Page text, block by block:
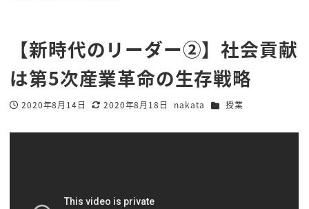
【新時代のリーダー②】社会貢献
は第5次産業革命の生存戦略
投稿日
2020年8月14日
更新日
2020年8月18日
著
nakata カテゴリー
授業